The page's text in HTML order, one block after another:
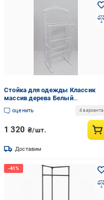
Стойка для одежды Классик
массив дерева Белый
(1922524636)
оценить 4 варианта
1 320 ₴/шт.
Доставим